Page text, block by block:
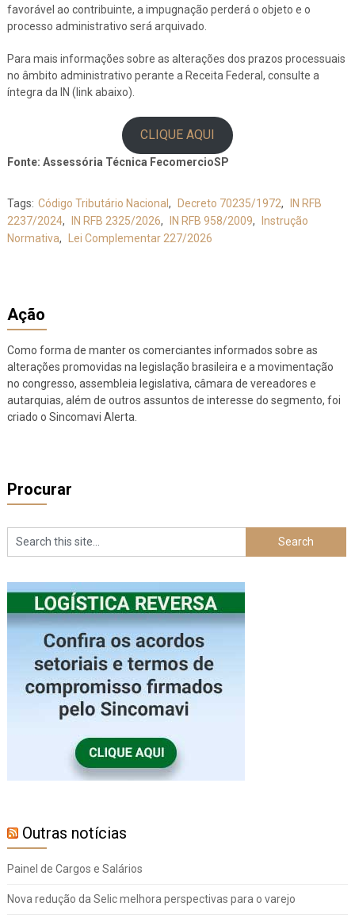
favorável ao contribuinte, a impugnação perderá o objeto e o
processo administrativo será arquivado.
Para mais informações sobre as alterações dos prazos processuais
no âmbito administrativo perante a Receita Federal, consulte a
íntegra da IN (link abaixo).
CLIQUE AQUI
Fonte: Assessória Técnica FecomercioSP
Tags: Código Tributário Nacional , Decreto 70235/1972,
IN RFB
2237/2024, IN RFB 2325/2026, IN RFB 958/2009,
Instrução
Normativa, Lei Complementar 227/2026
Ação
Como forma de manter os comerciantes informados sobre as
alterações promovidas na legislação brasileira e a movimentação
no congresso, assembleia legislativa, câmara de vereadores e
autarquias, além de outros assuntos de interesse do segmento, foi
criado o Sincomavi Alerta.
Procurar
Outras notícias
Painel de Cargos e Salários
Nova redução da Selic melhora perspectivas para o varejo